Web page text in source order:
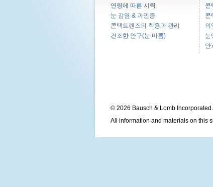
연령에 따른 시력
눈 감염 & 과민증
콘택트렌즈의 착용과 관리
건조한 안구(눈 마름)
콘
콘
의
눈
안
© 2026 Bausch & Lomb Incorporated.
All information and materials on this